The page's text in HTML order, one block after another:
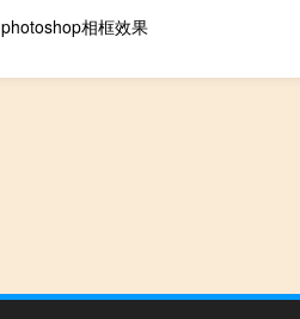
photoshop相框效果